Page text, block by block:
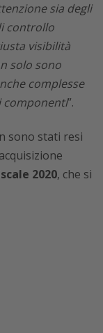
sia degli
controllo
visibilità
solo sono
complesse
componenti”.
sono stati resi
2020, che si